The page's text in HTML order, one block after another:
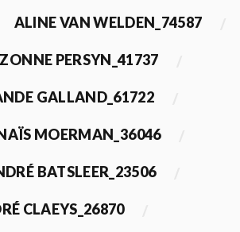
ALINE VAN WELDEN_74587
PERSYN_41737
GALLAND_61722
MOERMAN_36046
BATSLEER_23506
CLAEYS_26870